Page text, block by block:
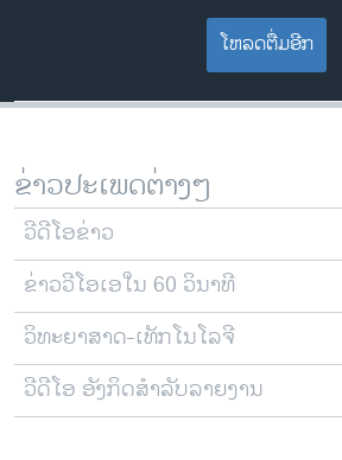
ໂຫລດຕື່ມອີກ
ຂ່າວປະເພດຕ່າງໆ
ວີດີໂອຂ່າວ
ຂ່າວວີໂອເອໃນ 60 ວິນາທີ
ວິທະຍາສາດ-ເທັກໂນໂລຈີ
ວີດີໂອ ອັງກິດສຳລັບລາຍງານ